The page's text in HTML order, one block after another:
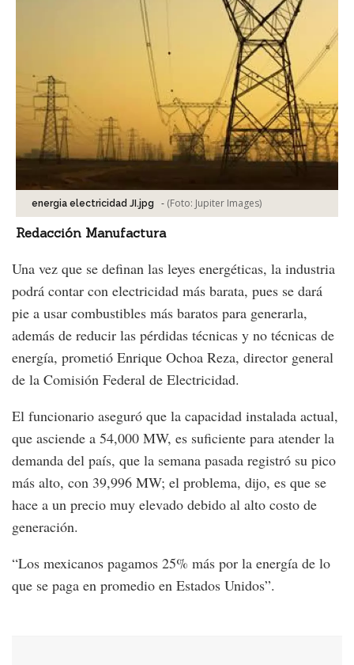
energia electricidad JI.jpg - (Foto: Jupiter Images)
Redacción Manufactura
Una vez que se definan las leyes energéticas, la industria
podrá contar con electricidad más barata, pues se dará
pie a usar combustibles más baratos para generarla,
además de reducir las pérdidas técnicas y no técnicas de
energía, prometió Enrique Ochoa Reza, director general
de la Comisión Federal de Electricidad.
El funcionario aseguró que la capacidad instalada actual,
que asciende a 54,000 MW, es suficiente para atender la
demanda del país, que la semana pasada registró su pico
más alto, con 39,996 MW; el problema, dijo, es que se
hace a un precio muy elevado debido al alto costo de
generación.
“Los mexicanos pagamos 25% más por la energía de lo
que se paga en promedio en Estados Unidos”.